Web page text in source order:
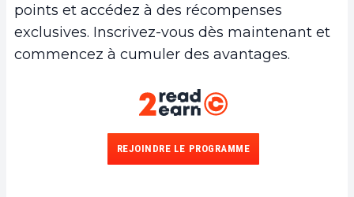
points et accédez à des récompenses
exclusives. Inscrivez-vous dès maintenant et
commencez à cumuler des avantages.
REJOINDRE LE PROGRAMME